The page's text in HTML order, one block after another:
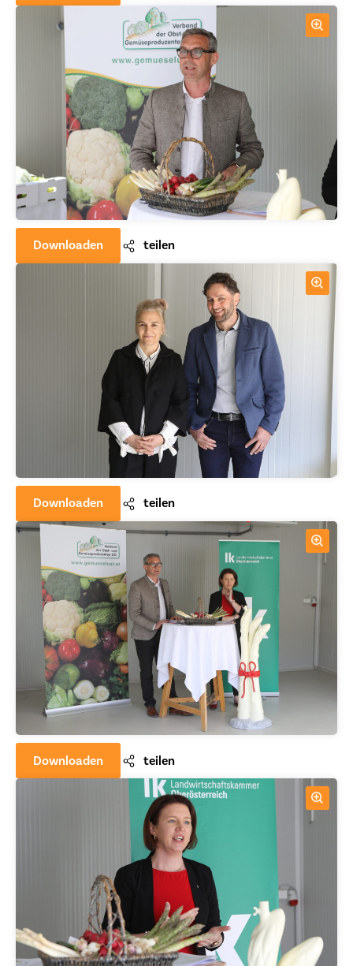
Downloaden teilen
Downloaden teilen
Downloaden teilen